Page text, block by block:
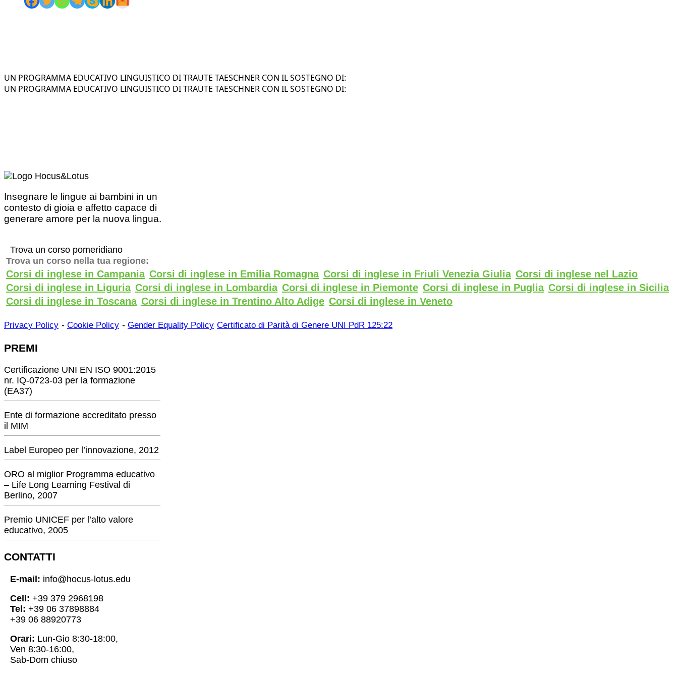
UN PROGRAMMA EDUCATIVO LINGUISTICO DI TRAUTE TAESCHNER CON IL SOSTEGNO DI:
UN PROGRAMMA EDUCATIVO LINGUISTICO DI TRAUTE TAESCHNER CON IL SOSTEGNO DI:
Insegnare le lingue ai bambini in un
contesto di gioia e affetto capace di
generare amore per la nuova lingua.
Trova un corso pomeridiano
Trova un corso nella tua regione:
Corsi di inglese in Campania Corsi di inglese in Emilia Romagna Corsi di inglese in Friuli Venezia Giulia Corsi di inglese nel Lazio
Corsi di inglese in Liguria Corsi di inglese in Lombardia Corsi di inglese in Piemonte Corsi di inglese in Puglia Corsi di inglese in Sicilia
Corsi di inglese in Toscana Corsi di inglese in Trentino Alto Adige Corsi di inglese in Veneto
Privacy Policy - Cookie Policy - Gender Equality Policy Certificato di Parità di Genere UNI PdR 125:22
PREMI
Certificazione UNI EN ISO 9001:2015
nr. IQ-0723-03 per la formazione
(EA37)
Ente di formazione accreditato presso
il MIM
Label Europeo per l’innovazione, 2012
ORO al miglior Programma educativo
– Life Long Learning Festival di
Berlino, 2007
Premio UNICEF per l’alto valore
educativo, 2005
CONTATTI
E-mail: info@hocus-lotus.edu
Cell: +39 379 2968198
Tel: +39 06 37898884
+39 06 88920773
Orari: Lun-Gio 8:30-18:00,
Ven 8:30-16:00,
Sab-Dom chiuso